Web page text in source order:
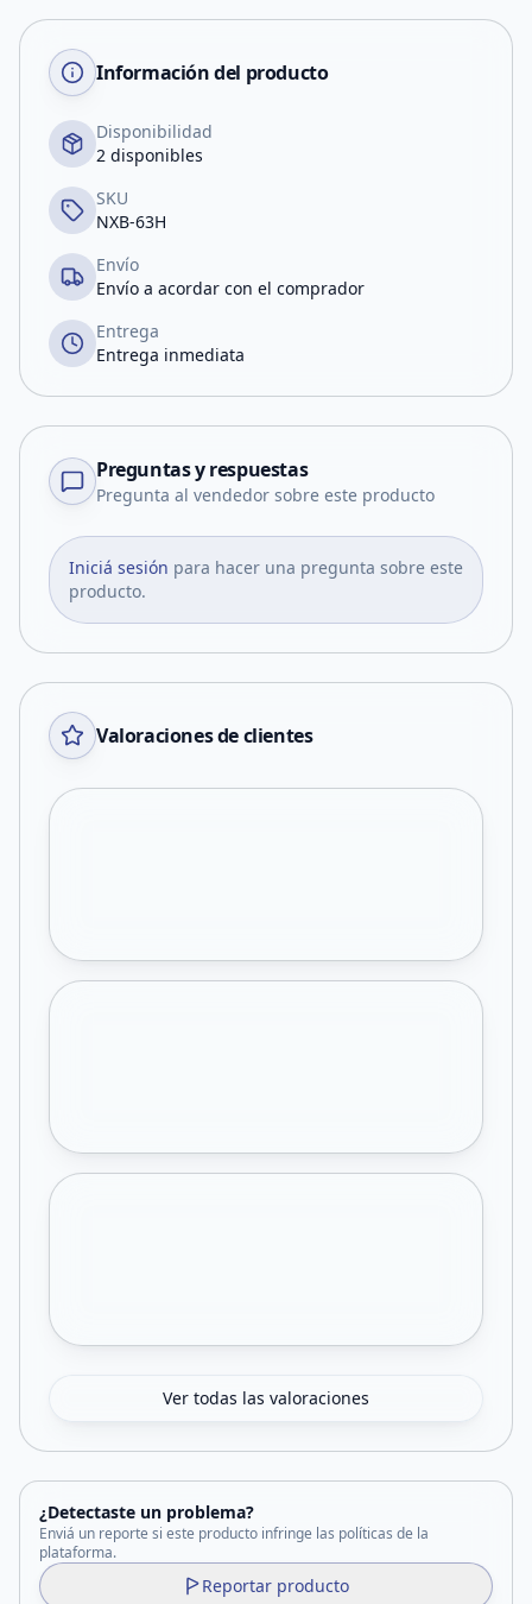
Información del producto
Disponibilidad
2 disponibles
SKU
NXB-63H
Envío
Envío a acordar con el comprador
Entrega
Entrega inmediata
Preguntas y respuestas
Pregunta al vendedor sobre este producto
Iniciá sesión para hacer una pregunta sobre este
producto.
Valoraciones de clientes
Ver todas las valoraciones
¿Detectaste un problema?
Enviá un reporte si este producto infringe las políticas de la
plataforma.
Reportar producto